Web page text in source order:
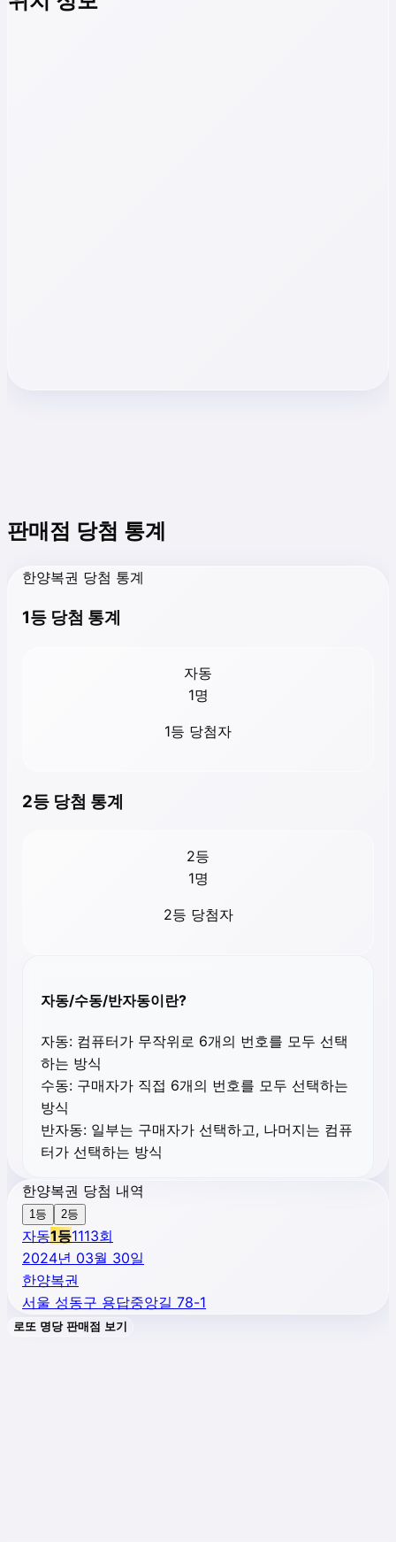
판매점 당첨 통계
한양복권 당첨 통계
1등 당첨 통계
자동
1명
1등 당첨자
2등 당첨 통계
2등
1명
2등 당첨자
자동/수동/반자동이란?
자동: 컴퓨터가 무작위로 6개의 번호를 모두 선택
하는 방식
수동: 구매자가 직접 6개의 번호를 모두 선택하는
방식
반자동: 일부는 구매자가 선택하고, 나머지는 컴퓨
터가 선택하는 방식
한양복권 당첨 내역
1등 2등
자동1등1113회
2024년 03월 30일
한양복권
서울 성동구 용답중앙길 78-1
로또 명당 판매점 보기